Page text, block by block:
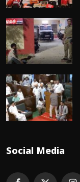
Social Media